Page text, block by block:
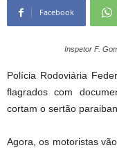
Facebook
Inspetor F.
Polícia Rodoviária
flagrados com
cortam o sertão
Agora, os motoristas